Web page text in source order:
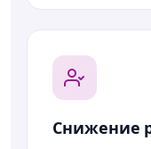
Снижение